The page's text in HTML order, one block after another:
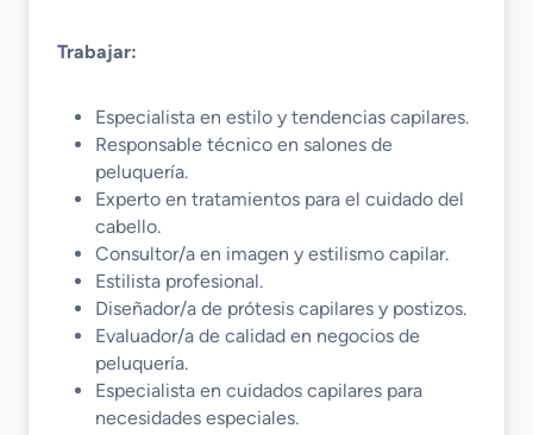
Trabajar:
Especialista en estilo y tendencias capilares.
Responsable técnico en salones de
peluquería.
Experto en tratamientos para el cuidado del
cabello.
Consultor/a en imagen y estilismo capilar.
Estilista profesional.
Diseñador/a de prótesis capilares y postizos.
Evaluador/a de calidad en negocios de
peluquería.
Especialista en cuidados capilares para
necesidades especiales.